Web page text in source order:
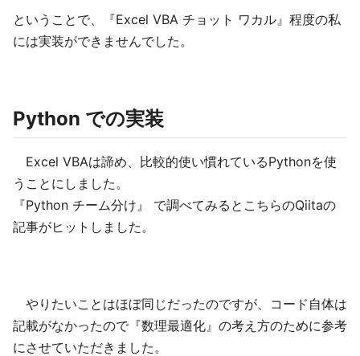
ということで、『Excel VBA チョット ワカル』程度の私
には実装ができませんでした。
Python での実装
Excel VBAは諦め、比較的使い慣れているPythonを使
うことにしました。
『Python チーム分け』 で調べてみるとこちらのQiitaの
記事がヒットしました。
やりたいことはほぼ同じだったのですが、コード自体は
記載がなかったので『数理最適化』の考え方のために参考
にさせていただきました。